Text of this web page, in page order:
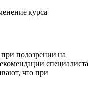
курса
подозрении на
специалиста
что при